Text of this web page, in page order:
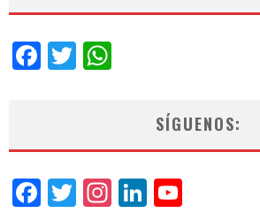
Facebook
Twitter
SÍGUENOS:
Facebook
Twitter
Instagram
LinkedIn